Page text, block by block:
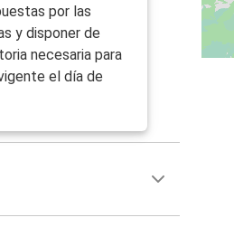
por las
y disponer de
necesaria para
el día de